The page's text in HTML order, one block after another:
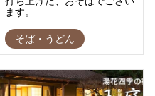
ます。
そば・うどん